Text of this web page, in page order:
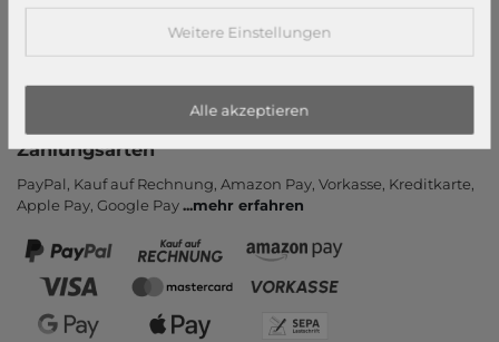
Hilfe & FAQ
Zahlung und Versand
Zahlungsarten
PayPal, Kauf auf Rechnung, Amazon Pay, Vor­kasse, Kredit­karte,
Apple Pay, Google Pay...mehr erfahren
Weitere Einstellungen
Alle akzeptieren